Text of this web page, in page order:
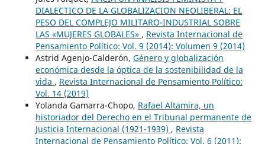
DIALECTICO DE LA GLOBALIZACION NEOLIBERAL: EL
PESO DEL COMPLEJO MILITARO-INDUSTRIAL SOBRE
LAS «MUJERES GLOBALES» , Revista Internacional de
Pensamiento Político: Vol. 9 (2014): Volumen 9 (2014)
Astrid Agenjo-Calderón, Género y globalización
económica desde la óptica de la sostenibilidad de la
vida , Revista Internacional de Pensamiento Político:
Vol. 14 (2019)
Yolanda Gamarra-Chopo, Rafael Altamira, un
historiador del Derecho en el Tribunal permanente de
Justicia Internacional (1921-1939) , Revista
Internacional de Pensamiento Político: Vol. 6 (2011):